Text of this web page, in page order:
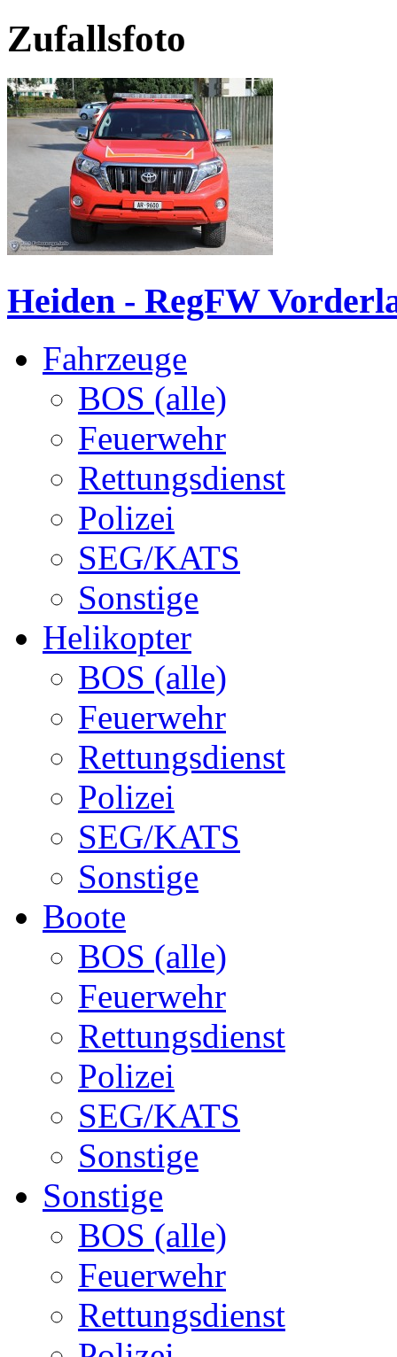
Zufallsfoto
Heiden - RegFW
Fahrzeuge
BOS (alle)
Feuerwehr
Rettungsdienst
Polizei
SEG/KATS
Sonstige
Helikopter
BOS (alle)
Feuerwehr
Rettungsdienst
Polizei
SEG/KATS
Sonstige
Boote
BOS (alle)
Feuerwehr
Rettungsdienst
Polizei
SEG/KATS
Sonstige
Sonstige
BOS (alle)
Feuerwehr
Rettungsdienst